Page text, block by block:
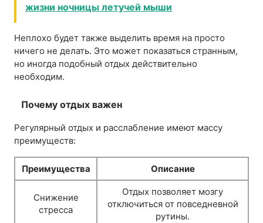
жизни ночницы летучей мыши
Неплохо будет также выделить время на просто
ничего не делать. Это может показаться странным,
но иногда подобный отдых действительно
необходим.
Почему отдых важен
Регулярный отдых и расслабление имеют массу
преимуществ:
Преимущества Описание
Снижение
стресса
Отдых позволяет мозгу
отключиться от повседневной
рутины.